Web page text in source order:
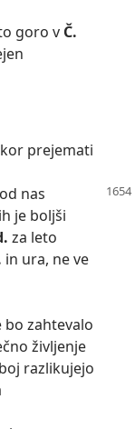
goro v Č.
prejemati
nas
je boljši
za leto
in ura, ne ve
bo zahtevalo
življenje
razlikujejo